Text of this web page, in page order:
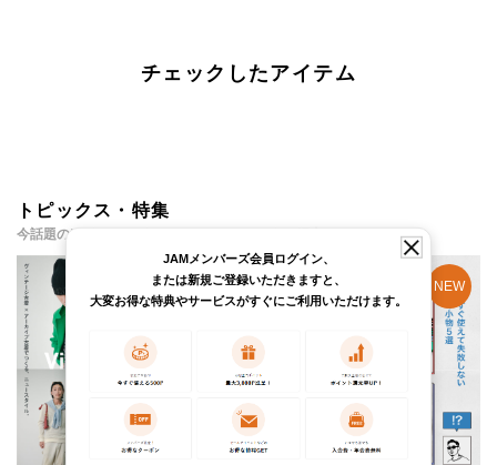
JAMメンバーズ会員ログイン、
または新規ご登録いただきますと、
大変お得な特典やサービスがすぐにご利用いただけます。
チェックしたアイテム
トピックス・特集
今話題のアイテムやイベント・コンテンツをご紹介